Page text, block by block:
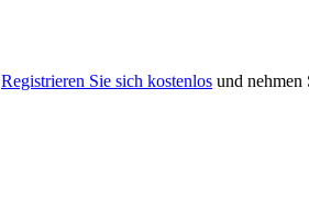
Registrieren Sie sich kostenlos und nehmen